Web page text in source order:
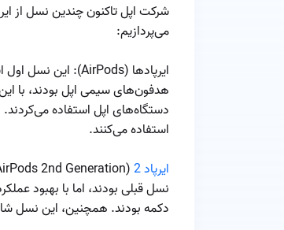
شرکت اپل تاکنون چندین نسل از
می‌پردازیم:
هدفون‌های سیمی اپل بودند، با
دستگاه‌های اپل استفاده
استفاده می‌کنند.
ایرپاد‌ 2
دکمه بودند. همچنین، این نسل